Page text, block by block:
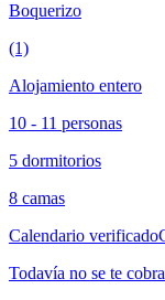
Boquerizo
(1)
Alojamiento entero
10 - 11 personas
5 dormitorios
8 camas
Calendario verificado
Todavía no se te